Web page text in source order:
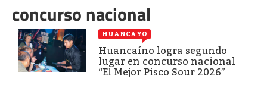
concurso nacional
HUANCAYO
Huancaíno logra segundo
lugar en concurso nacional
“El Mejor Pisco Sour 2026”